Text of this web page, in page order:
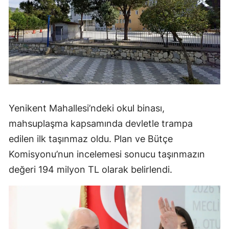
Yenikent Mahallesi’ndeki okul binası,
mahsuplaşma kapsamında devletle trampa
edilen ilk taşınmaz oldu. Plan ve Bütçe
Komisyonu’nun incelemesi sonucu taşınmazın
değeri 194 milyon TL olarak belirlendi.